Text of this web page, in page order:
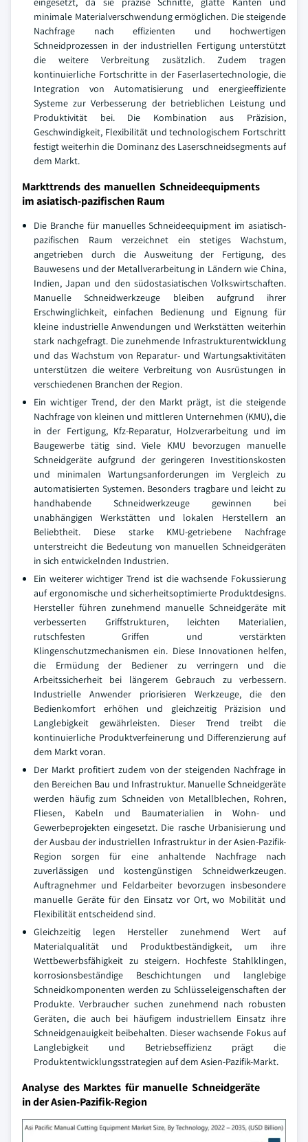
minimale Materialverschwendung ermöglichen. Die steigende
Nachfrage nach effizienten und hochwertigen
Schneidprozessen in der industriellen Fertigung unterstützt
die weitere Verbreitung zusätzlich. Zudem tragen
kontinuierliche Fortschritte in der Faserlasertechnologie, die
Integration von Automatisierung und energieeffiziente
Systeme zur Verbesserung der betrieblichen Leistung und
Produktivität bei. Die Kombination aus Präzision,
Geschwindigkeit, Flexibilität und technologischem Fortschritt
festigt weiterhin die Dominanz des Laserschneidsegments auf
dem Markt.
Markttrends des manuellen Schneideequipments
im asiatisch-pazifischen Raum
Die Branche für manuelles Schneideequipment im asiatisch-
pazifischen Raum verzeichnet ein stetiges Wachstum,
angetrieben durch die Ausweitung der Fertigung, des
Bauwesens und der Metallverarbeitung in Ländern wie China,
Indien, Japan und den südostasiatischen Volkswirtschaften.
Manuelle Schneidwerkzeuge bleiben aufgrund ihrer
Erschwinglichkeit, einfachen Bedienung und Eignung für
kleine industrielle Anwendungen und Werkstätten weiterhin
stark nachgefragt. Die zunehmende Infrastrukturentwicklung
und das Wachstum von Reparatur- und Wartungsaktivitäten
unterstützen die weitere Verbreitung von Ausrüstungen in
verschiedenen Branchen der Region.
Ein wichtiger Trend, der den Markt prägt, ist die steigende
Nachfrage von kleinen und mittleren Unternehmen (KMU), die
in der Fertigung, Kfz-Reparatur, Holzverarbeitung und im
Baugewerbe tätig sind. Viele KMU bevorzugen manuelle
Schneidgeräte aufgrund der geringeren Investitionskosten
und minimalen Wartungsanforderungen im Vergleich zu
automatisierten Systemen. Besonders tragbare und leicht zu
handhabende Schneidwerkzeuge gewinnen bei
unabhängigen Werkstätten und lokalen Herstellern an
Beliebtheit. Diese starke KMU-getriebene Nachfrage
unterstreicht die Bedeutung von manuellen Schneidgeräten
in sich entwickelnden Industrien.
Ein weiterer wichtiger Trend ist die wachsende Fokussierung
auf ergonomische und sicherheitsoptimierte Produktdesigns.
Hersteller führen zunehmend manuelle Schneidgeräte mit
verbesserten Griffstrukturen, leichten Materialien,
rutschfesten Griffen und verstärkten
Klingenschutzmechanismen ein. Diese Innovationen helfen,
die Ermüdung der Bediener zu verringern und die
Arbeitssicherheit bei längerem Gebrauch zu verbessern.
Industrielle Anwender priorisieren Werkzeuge, die den
Bedienkomfort erhöhen und gleichzeitig Präzision und
Langlebigkeit gewährleisten. Dieser Trend treibt die
kontinuierliche Produktverfeinerung und Differenzierung auf
dem Markt voran.
Der Markt profitiert zudem von der steigenden Nachfrage in
den Bereichen Bau und Infrastruktur. Manuelle Schneidgeräte
werden häufig zum Schneiden von Metallblechen, Rohren,
Fliesen, Kabeln und Baumaterialien in Wohn- und
Gewerbeprojekten eingesetzt. Die rasche Urbanisierung und
der Ausbau der industriellen Infrastruktur in der Asien-Pazifik-
Region sorgen für eine anhaltende Nachfrage nach
zuverlässigen und kostengünstigen Schneidwerkzeugen.
Auftragnehmer und Feldarbeiter bevorzugen insbesondere
manuelle Geräte für den Einsatz vor Ort, wo Mobilität und
Flexibilität entscheidend sind.
Gleichzeitig legen Hersteller zunehmend Wert auf
Materialqualität und Produktbeständigkeit, um ihre
Wettbewerbsfähigkeit zu steigern. Hochfeste Stahlklingen,
korrosionsbeständige Beschichtungen und langlebige
Schneidkomponenten werden zu Schlüsseleigenschaften der
Produkte. Verbraucher suchen zunehmend nach robusten
Geräten, die auch bei häufigem industriellem Einsatz ihre
Schneidgenauigkeit beibehalten. Dieser wachsende Fokus auf
Langlebigkeit und Betriebseffizienz prägt die
Produktentwicklungsstrategien auf dem Asien-Pazifik-Markt.
Analyse des Marktes für manuelle Schneidgeräte
in der Asien-Pazifik-Region